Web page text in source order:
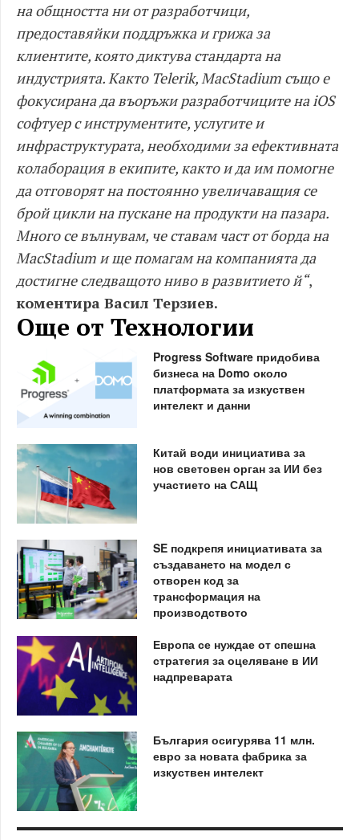
на общността ни от разработчици,
предоставяйки поддръжка и грижа за
клиентите, която диктува стандарта на
индустрията. Както Telerik, MacStadium също е
фокусирана да въоръжи разработчиците на iOS
софтуер с инструментите, услугите и
инфраструктурата, необходими за ефективната
колаборация в екипите, както и да им помогне
да отговорят на постоянно увеличаващия се
брой цикли на пускане на продукти на пазара.
Много се вълнувам, че ставам част от борда на
MacStadium и ще помагам на компанията да
достигне следващото ниво в развитието й“,
коментира Васил Терзиев.
Още от Технологии
Progress Software придобива
бизнеса на Domo около
платформата за изкуствен
интелект и данни
Китай води инициатива за
нов световен орган за ИИ без
участието на САЩ
SE подкрепя инициативата за
създаването на модел с
отворен код за
трансформация на
производството
Европа се нуждае от спешна
стратегия за оцеляване в ИИ
надпреварата
България осигурява 11 млн.
евро за новата фабрика за
изкуствен интелект